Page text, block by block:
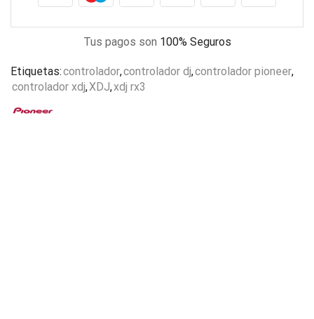
Tus pagos son 100% Seguros
Etiquetas:controlador,controlador dj,controlador pioneer,
controlador xdj,XDJ,xdj rx3